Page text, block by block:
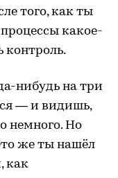
того, как ты
какое-
контроль.
нибудь на три
— и видишь,
немного. Но
же ты нашёл
как